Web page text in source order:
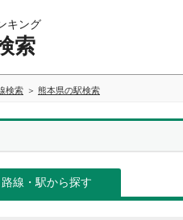
キング
索
検索 熊本県の駅検索
路線・駅から探す